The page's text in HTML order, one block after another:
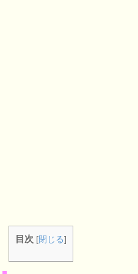
目次 [閉じる]